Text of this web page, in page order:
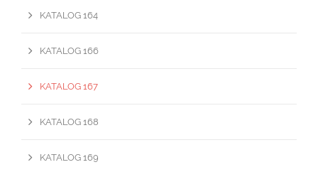
KATALOG 164
KATALOG 166
KATALOG 167
KATALOG 168
KATALOG 169